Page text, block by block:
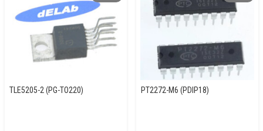
TLE5205-2 (PG-TO220) PT2272-M6 (PDIP18)